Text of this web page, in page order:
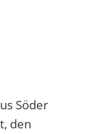
Söder
den